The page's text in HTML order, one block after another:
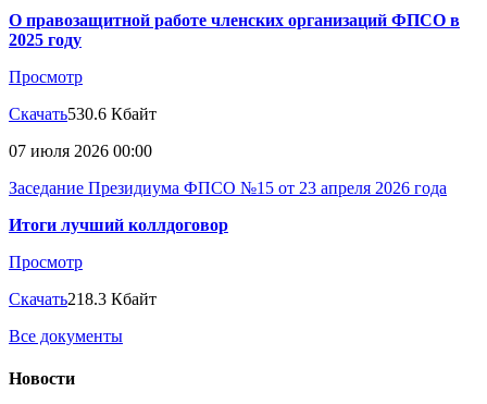
О правозащитной работе членских организаций ФПСО в
2025 году
Просмотр
Скачать530.6 Кбайт
07 июля 2026 00:00
Заседание Президиума ФПСО №15 от 23 апреля 2026 года
Итоги лучший коллдоговор
Просмотр
Скачать218.3 Кбайт
Все документы
Новости